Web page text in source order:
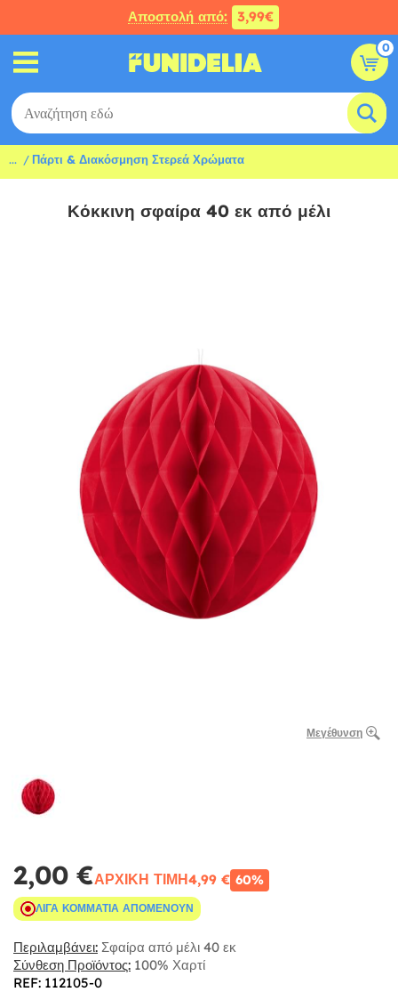
Αποστολή από: 3,99€
0
... Πάρτι & Διακόσμηση Στερεά Χρώματα
Κόκκινη σφαίρα 40 εκ από μέλι
Μεγέθυνση
2,00 €ΑΡΧΙΚΉ ΤΙΜΉ4,99 € 60%
ΛΊΓΑ ΚΟΜΜΆΤΙΑ ΑΠΟΜΈΝΟΥΝ
Περιλαμβάνει: Σφαίρα από μέλι 40 εκ
Σύνθεση Προϊόντος: 100% Χαρτί
REF: 112105-0